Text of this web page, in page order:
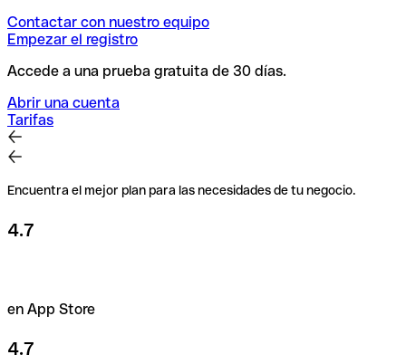
Contactar con nuestro equipo
Empezar el registro
Accede a una prueba gratuita de 30 días.
Abrir una cuenta
Tarifas
Encuentra el mejor plan para las necesidades de tu negocio.
4.7
en App Store
4.7